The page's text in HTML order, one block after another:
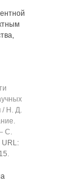
/ Н. Д.
C.
URL:
.